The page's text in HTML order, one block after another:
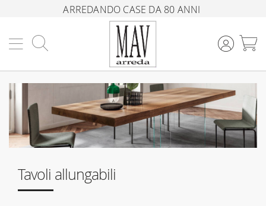
ARREDANDO CASE DA 80 ANNI
Tavoli allungabili